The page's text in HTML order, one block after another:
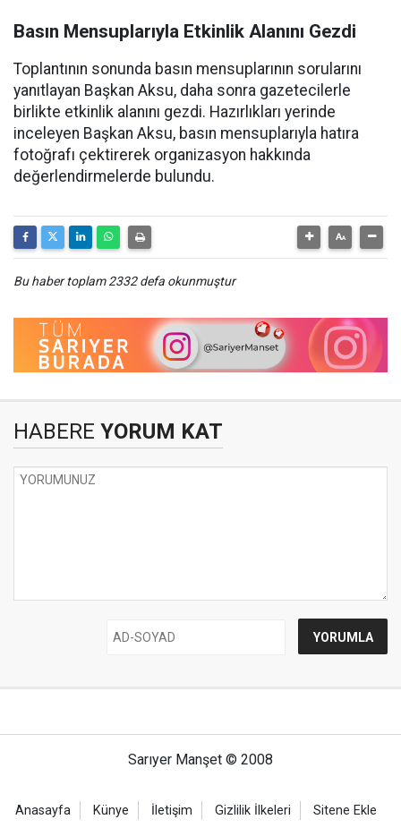
Basın Mensuplarıyla Etkinlik Alanını Gezdi
Toplantının sonunda basın mensuplarının sorularını
yanıtlayan Başkan Aksu, daha sonra gazetecilerle
birlikte etkinlik alanını gezdi. Hazırlıkları yerinde
inceleyen Başkan Aksu, basın mensuplarıyla hatıra
fotoğrafı çektirerek organizasyon hakkında
değerlendirmelerde bulundu.
Bu haber toplam 2332 defa okunmuştur
HABERE YORUM KAT
Sarıyer Manşet © 2008
Anasayfa Künye İletişim Gizlilik İlkeleri Sitene Ekle